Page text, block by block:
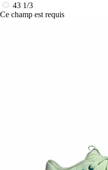
43 1/3
Ce champ est requis